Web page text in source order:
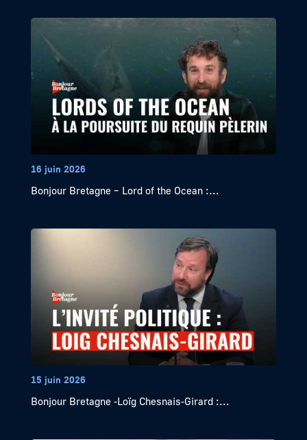
16 juin 2026
Bonjour Bretagne – Lord of the Ocean :...
15 juin 2026
Bonjour Bretagne -Loïg Chesnais-Girard :...